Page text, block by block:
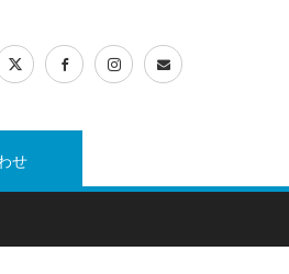
せ